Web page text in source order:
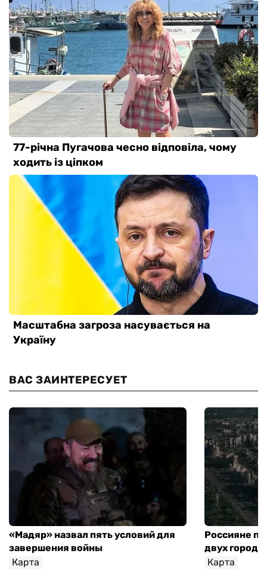
ВАС ЗАИНТЕРЕСУЕТ
«Мадяр» назвал пять условий для
завершения войны
Карта
Россияне
двух
Карта